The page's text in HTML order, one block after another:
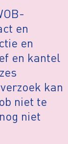
en
en
en kantel
kan
niet te
niet